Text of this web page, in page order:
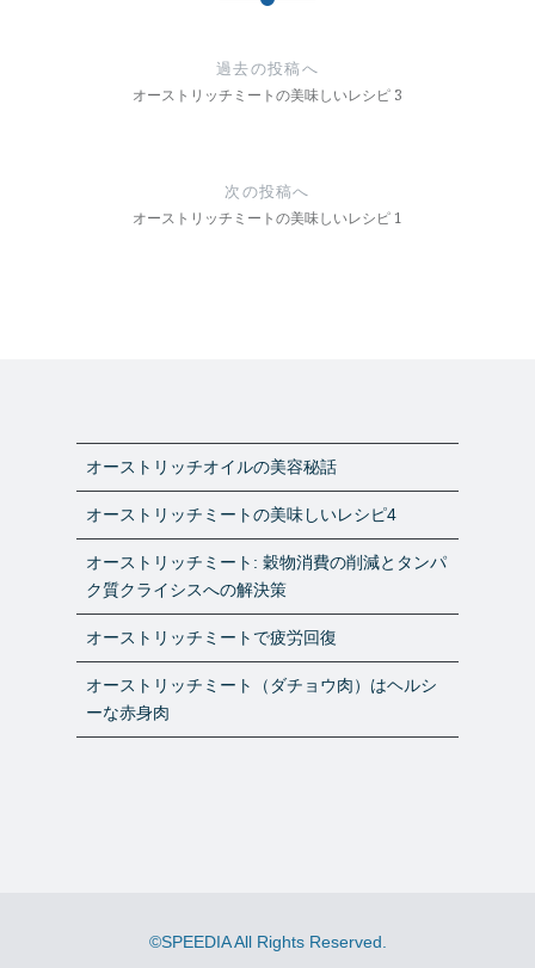
過去の投稿へ
オーストリッチミートの美味しいレシピ 3
次の投稿へ
オーストリッチミートの美味しいレシピ 1
オーストリッチオイルの美容秘話
オーストリッチミートの美味しいレシピ4
オーストリッチミート: 穀物消費の削減とタンパ
ク質クライシスへの解決策
オーストリッチミートで疲労回復
オーストリッチミート（ダチョウ肉）はヘルシ
ーな赤身肉
©SPEEDIA All Rights Reserved.